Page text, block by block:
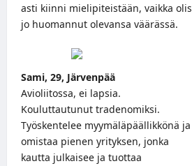
asti kiinni mielipiteistään, vaikka
jo huomannut olevansa väärässä.
Sami, 29, Järvenpää
Avioliitossa, ei lapsia.
Kouluttautunut tradenomiksi.
Työskentelee myymäläpäällikkönä ja
omistaa pienen yrityksen, jonka
kautta julkaisee ja tuottaa